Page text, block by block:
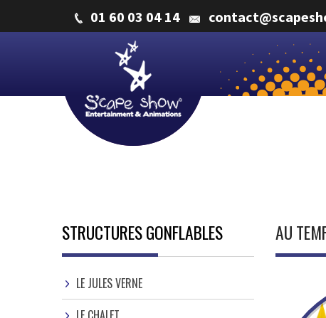
01 60 03 04 14
STRUCTURES GONFLABLES
LE JULES VERNE
AU